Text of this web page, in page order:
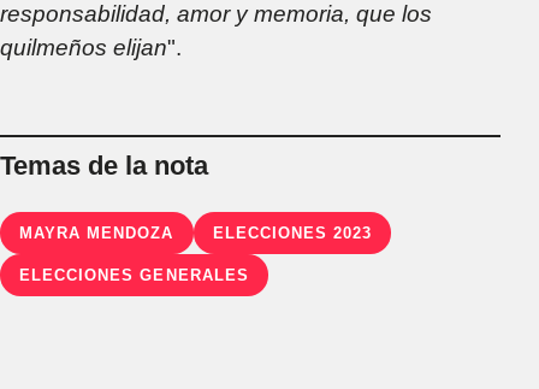
responsabilidad, amor y memoria, que los
quilmeños elijan".
Temas de la nota
MAYRA MENDOZA ELECCIONES 2023
ELECCIONES GENERALES